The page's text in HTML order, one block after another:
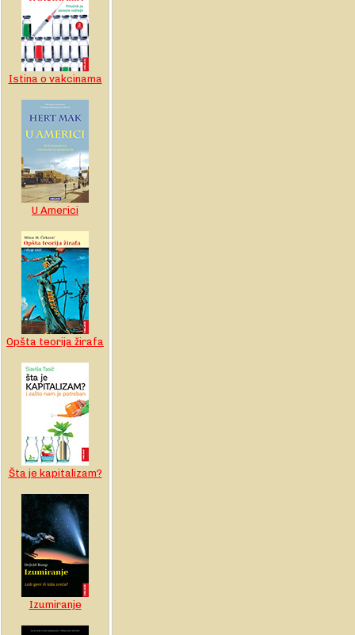
Istina o vakcinama
U Americi
Opšta teorija žirafa
Šta je kapitalizam?
Izumiranje